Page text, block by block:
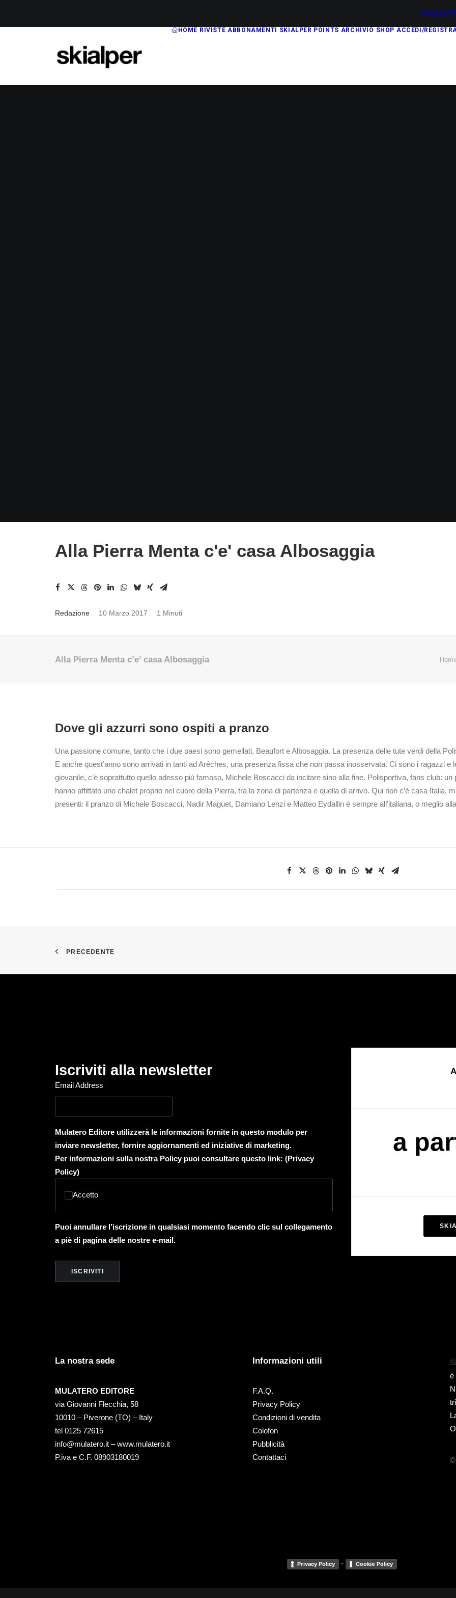
FAQ
HOME RIVISTE ABBONAMENTI SKIALPER POINTS ARCHIVIO SHOP ACCEDI/
Alla Pierra Menta c'e' casa Albosaggia
Redazione 10 Marzo 2017 1 Minuti
Alla Pierra Menta c’e’ casa Albosaggia
Dove gli azzurri sono ospiti a pranzo
Una passione comune, tanto che i due paesi sono gemellati, Beaufort e Albosaggia. La presenza delle tute verdi della
E anche quest’anno sono arrivati in tanti ad Arêches, una presenza fissa che non passa inosservata. Ci sono i ragazzi
giovanile, c’è soprattutto quello adesso più famoso, Michele Boscacci da incitare sino alla fine. Polisportiva, fans club:
hanno affittato uno chalet proprio nel cuore della Pierra, tra la zona di partenza e quella di arrivo. Qui non c’è casa Italia,
presenti: il pranzo di Michele Boscacci, Nadir Maguet, Damiano Lenzi e Matteo Eydallin è sempre all’italiana, o meglio
PRECEDENTE
Iscriviti alla newsletter
Email Address
Mulatero Editore utilizzerà le informazioni fornite in questo modulo per
inviare newsletter, fornire aggiornamenti ed iniziative di marketing.
Per informazioni sulla nostra Policy puoi consultare questo link: (Privacy
Policy)
Accetto
Puoi annullare l’iscrizione in qualsiasi momento facendo clic sul collegamento
a piè di pagina delle nostre e-mail.
a
La nostra sede
MULATERO EDITORE
via Giovanni Flecchia, 58
10010 – Piverone (TO) – Italy
tel ‭0125 72615‬
info@mulatero.it –www.mulatero.it
P.iva e C.F. 08903180019
Informazioni utili
F.A.Q.
Privacy Policy
Condizioni di vendita
Colofon
Pubblicità
Contattaci
è
©
Privacy Policy - Cookie Policy